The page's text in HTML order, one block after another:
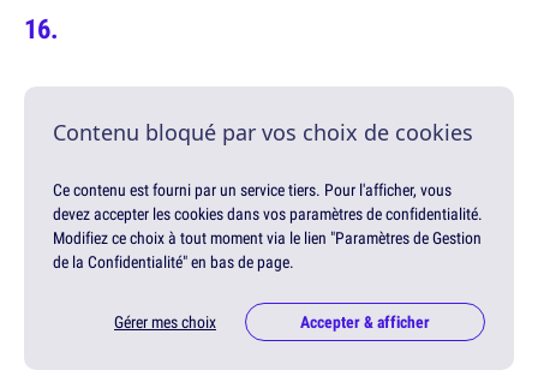
Contenu bloqué par vos choix de cookies
Ce contenu est fourni par un service tiers. Pour l'afficher, vous
devez accepter les cookies dans vos paramètres de confidentialité.
Modifiez ce choix à tout moment via le lien "Paramètres de Gestion
de la Confidentialité" en bas de page.
Gérer mes choix Accepter & afficher